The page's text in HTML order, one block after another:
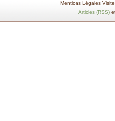
Mentions Légales
Articles (RSS)